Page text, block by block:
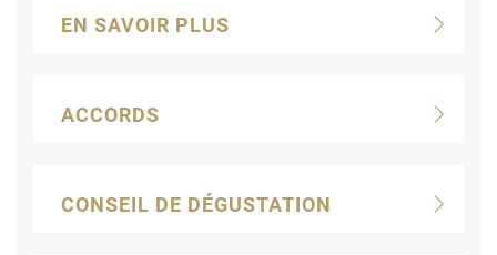
EN SAVOIR PLUS
ACCORDS
CONSEIL DE DÉGUSTATION